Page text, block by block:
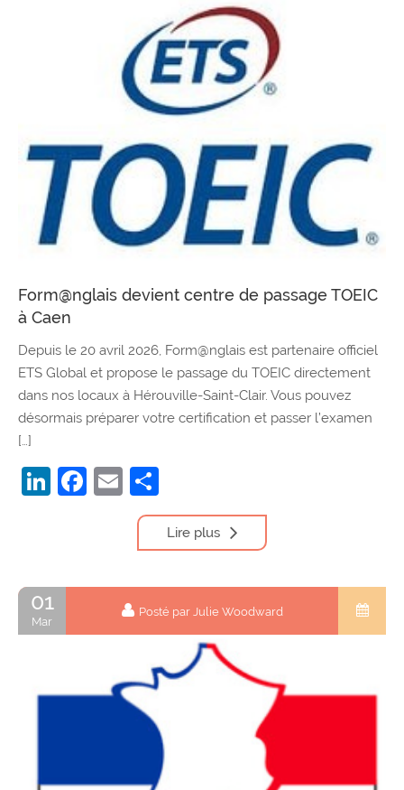
Form@nglais devient centre de passage TOEIC
à Caen
Depuis le 20 avril 2026, Form@nglais est partenaire officiel
ETS Global et propose le passage du TOEIC directement
dans nos locaux à Hérouville-Saint-Clair. Vous pouvez
désormais préparer votre certification et passer l’examen
[…]
LinkedIn
Facebook
Email
Lire plus
01
Mar
Posté par Julie Woodward